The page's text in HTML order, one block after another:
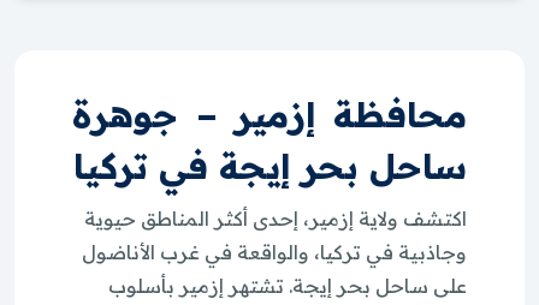
محافظة إزمير – جوهرة
ساحل بحر إيجة في تركيا
اكتشف ولاية إزمير، إحدى أكثر المناطق حيوية
وجاذبية في تركيا، والواقعة في غرب الأناضول
على ساحل بحر إيجة. تشتهر إزمير بأسلوب